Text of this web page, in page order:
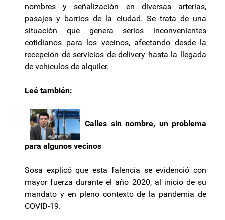
nombres y señalización en diversas arterias,
pasajes y barrios de la ciudad. Se trata de una
situación que genera serios inconvenientes
cotidianos para los vecinos, afectando desde la
recepción de servicios de delivery hasta la llegada
de vehículos de alquiler.
Leé también:
Calles sin nombre, un problema
para algunos vecinos
Sosa explicó que esta falencia se evidenció con
mayor fuerza durante el año 2020, al inicio de su
mandato y en pleno contexto de la pandemia de
COVID-19.